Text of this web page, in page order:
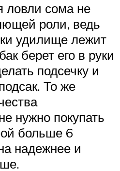
ловли сома не
роли, ведь
удилище лежит
берет его в руки
подсечку и
То же
нужно покупать
больше 6
надежнее и